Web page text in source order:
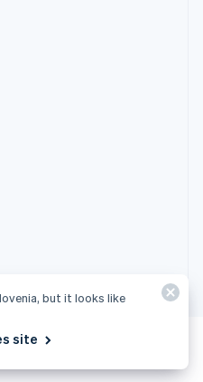
but it looks like
site